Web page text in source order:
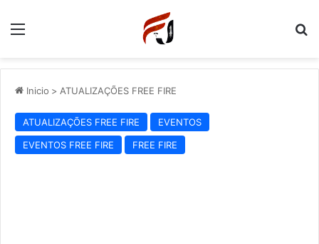
Menu
Inicio > ATUALIZAÇÕES FREE FIRE
ATUALIZAÇÕES FREE FIRE
EVENTOS
EVENTOS FREE FIRE
FREE FIRE